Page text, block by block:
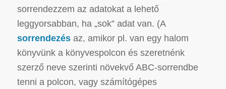
sorrendezzem az adatokat a lehető
leggyorsabban, ha „sok” adat van. (A
sorrendezésaz, amikor pl. van egy halom
könyvünk a könyvespolcon és szeretnénk
szerző neve szerinti növekvő ABC-sorrendbe
tenni a polcon, vagy számítógépes